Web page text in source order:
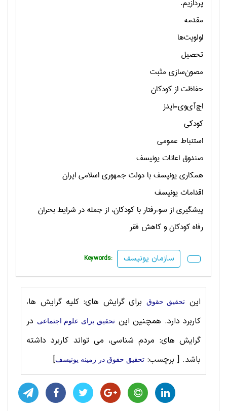
پردازیم.
مقدمه
اولویت‌ها
تحصیل
مصون‌سازی مثبت
حفاظت از کودکان
اچ‌آی‌وی-ایدز
کودکی
استنباط عمومی
صندوق اعانات یونیسف
همکاری یونیسف با دولت جمهوری اسلامی ایران
اقدامات یونیسف
پیشگیری از سوء‌رفتار با کودکان، از جمله در شرایط بحران
رفاه کودکان و کاهش فقر
Keywords: سازمان یونیسف
این تحقیق حقوق
برای گرایش های: کلیه گرایش ها،
کاربرد دارد. همچنین این تحقیق برای علوم اجتماعی در
گرایش های: مردم شناسی، می تواند کاربرد داشته
باشد. [ برچسب: تحقیق حقوق در زمینه یونیسف]